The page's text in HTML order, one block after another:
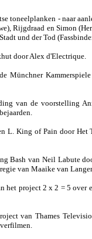
toneelplanken - naar
Rijgdraad en Simon
und der Tod
door Alex d'Electrique.
Münchner
van de voorstelling
L. King of Pain door Het
Bash van Neil Labute
van Maaike van
het project 2 x 2 = 5 over
van Thames